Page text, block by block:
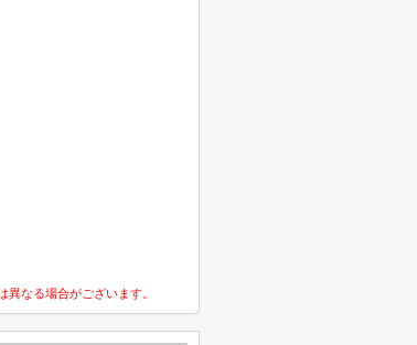
なる場合がございます。